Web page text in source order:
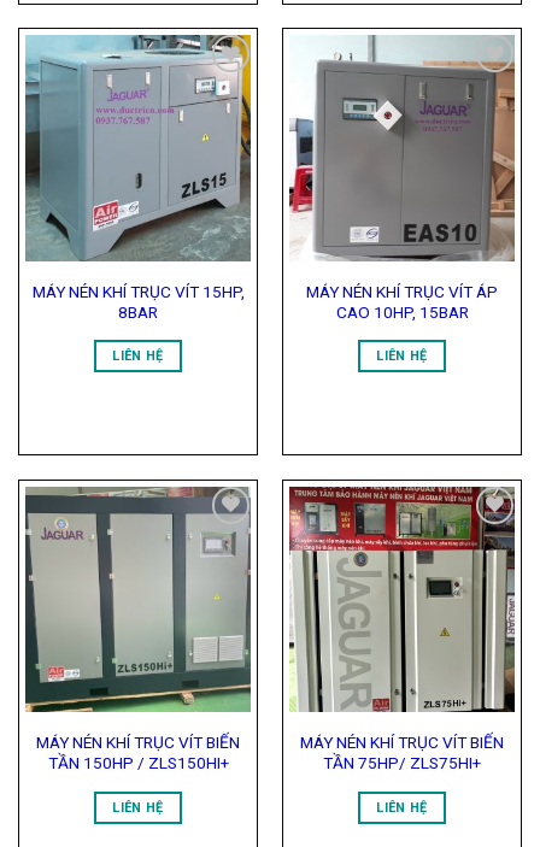
Add to
Wishlist
MÁY NÉN KHÍ TRỤC VÍT 15HP,
8BAR
LIÊN HỆ
Wishlist
MÁY NÉN KHÍ TRỤC VÍT ÁP
CAO 10HP, 15BAR
LIÊN HỆ
Wishlist
MÁY NÉN KHÍ TRỤC VÍT BIẾN
TẦN 150HP / ZLS150HI+
LIÊN HỆ
Add to
Wishlist
MÁY NÉN KHÍ TRỤC VÍT BIẾN
TẦN 75HP/ ZLS75HI+
LIÊN HỆ